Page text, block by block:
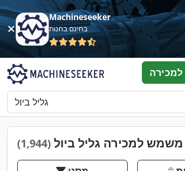
Machineseeker
בחינם בחנות
למכירה
משמש למכירה גליל ביול (1,944)